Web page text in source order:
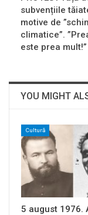
subvențiile
motive de
climatice”.
este prea mult!”
YOU MIGHT
Cultură
5 august 1976.